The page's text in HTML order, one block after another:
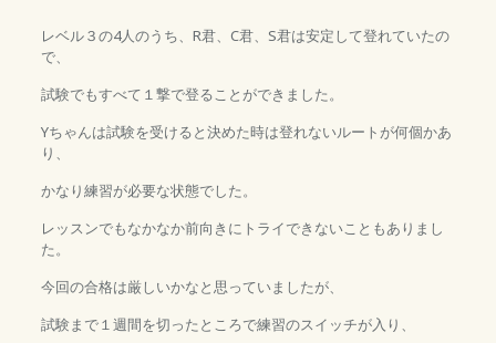
レベル３の4人のうち、R君、C君、S君は安定して登れていたの
で、
試験でもすべて１撃で登ることができました。
Yちゃんは試験を受けると決めた時は登れないルートが何個かあ
り、
かなり練習が必要な状態でした。
レッスンでもなかなか前向きにトライできないこともありまし
た。
今回の合格は厳しいかなと思っていましたが、
試験まで１週間を切ったところで練習のスイッチが入り、